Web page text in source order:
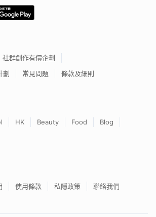
社群創作有價企劃
劃
常見問題 條款及細則
HK Beauty Food
Blog
使用條款 私隱政策 聯絡我們